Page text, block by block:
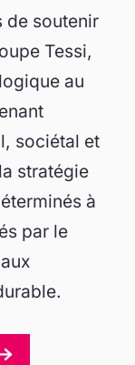
de soutenir
Tessi,
au
sociétal et
stratégie
à
par le